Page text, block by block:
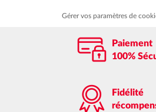
Gérer vos paramètres de
Paiement
100%
Fidélité